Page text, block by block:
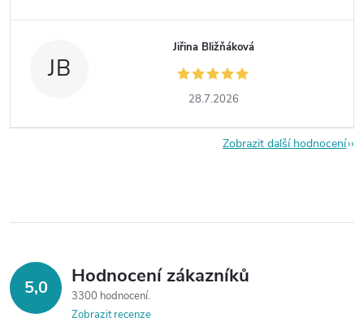
JB
Jiřina Bližňáková
28.7.2026
Zobrazit další hodnocení
5,0 Hodnocení zákazníků
3300 hodnocení
Zobrazit recenze